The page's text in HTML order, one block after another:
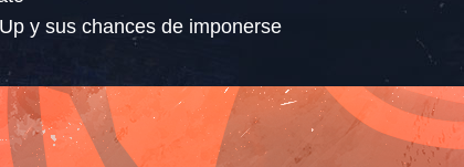
y sus chances de imponerse